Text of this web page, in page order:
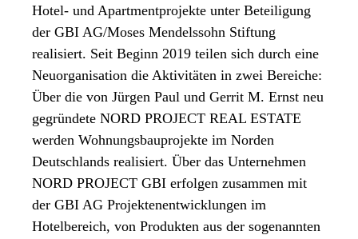
Hotel- und Apartmentprojekte unter Beteiligung
der GBI AG/Moses Mendelssohn Stiftung
realisiert. Seit Beginn 2019 teilen sich durch eine
Neuorganisation die Aktivitäten in zwei Bereiche:
Über die von Jürgen Paul und Gerrit M. Ernst neu
gegründete NORD PROJECT REAL ESTATE
werden Wohnungsbauprojekte im Norden
Deutschlands realisiert. Über das Unternehmen
NORD PROJECT GBI erfolgen zusammen mit
der GBI AG Projektenentwicklungen im
Hotelbereich, von Produkten aus der sogenannten